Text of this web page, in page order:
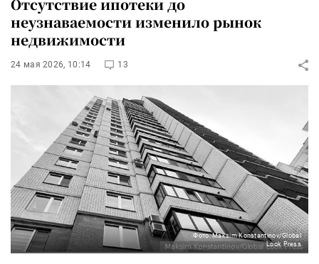
Отсутствие ипотеки до
неузнаваемости изменило рынок
недвижимости
24 мая 2026, 10:14 13
Фото: Maksim Konstantinov/Global
Look Press